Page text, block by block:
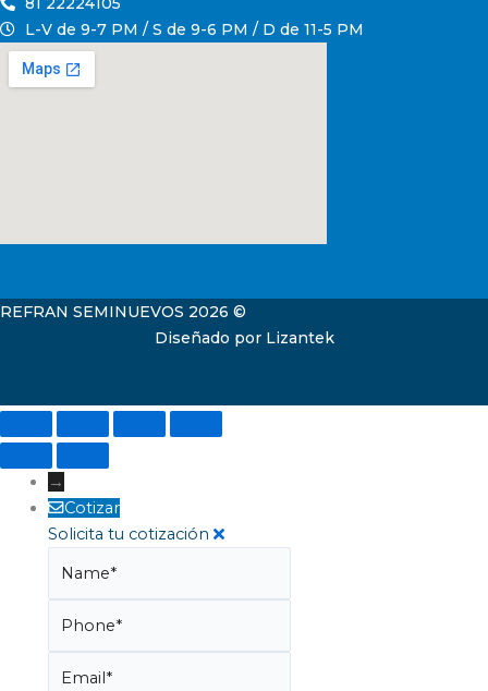
L-V de 9-7 PM / S de 9-6 PM / D de 11-5 PM
REFRAN SEMINUEVOS 2026 ©
Diseñado por Lizantek
→
Cotizar
Solicita tu cotización